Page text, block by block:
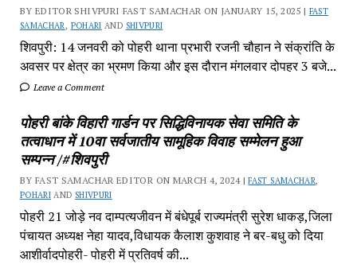
BY EDITOR SHIVPURI FAST SAMACHAR ON JANUARY 15, 2025 | FAST
SAMACHAR , POHARI AND SHIVPURI
शिवपुरी: 14 जनवरी को पोहरी थाना प्रभारी रजनी चौहान ने संक्रांति के
अवसर पर क्षेत्र का भ्रमण किया और इस दौरान मंगलवार दोपहर 3 बजे...
Leave a Comment
पोहरी बांके विहारी गार्डन पर सिद्धिविनायक सेवा समिति के
तत्वाधान में 10वा सर्वजातीय सामूहिक विवाह सम्मेलन हुआ
सम्पन्न /#शिवपुरी
BY FAST SAMACHAR EDITOR ON MARCH 4, 2024 |FAST SAMACHAR,
POHARI AND SHIVPURI
पोहरी 21 जोड़े नव दाम्पत्यजीवन में बंधेपूर्ब राज्यमंत्री सुरेश धाकड़,जिला
पंचायत अध्यक्ष नेहा यादव,विधायक कैलाश कुशवाह ने बर-बधु को दिया
आशीर्वादपोहरी- पोहरी में प्रतिवर्ष की...